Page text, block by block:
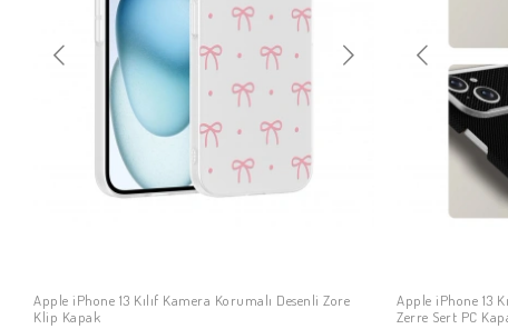
SEPETE EKLE
Apple iPhone 13 Kılıf Kamera Korumalı Desenli Zore
Klip Kapak
Apple iPhone 13
Zerre Sert PC